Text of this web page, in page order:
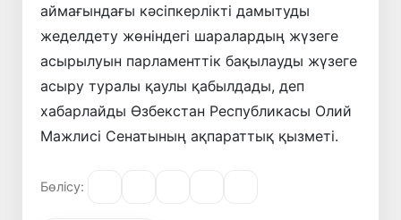
аймағындағы кәсiпкерлiктi дамытуды
жеделдету жөнiндегi шаралардың жүзеге
асырылуын парламенттiк бақылауды жүзеге
асыру туралы қаулы қабылдады, деп
хабарлайды Өзбекстан Республикасы Олий
Мажлисi Сенатының ақпараттық қызметi.
Бөлісу: